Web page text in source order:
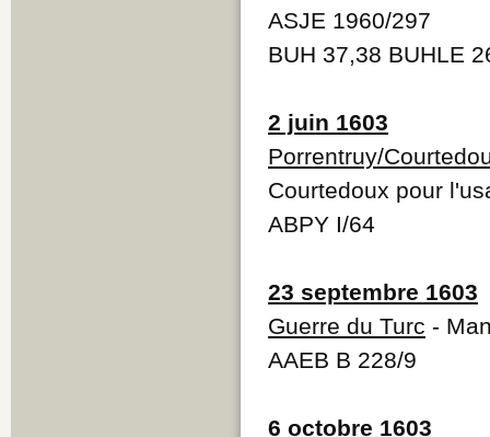
ASJE 1960/297
BUH 37,38 BUHLE
2 juin 1603
Porrentruy/
Courtedoux pour
ABPY I/64
23 septembre 1603
Guerre du Turc -
AAEB B 228/9
6 octobre 1603